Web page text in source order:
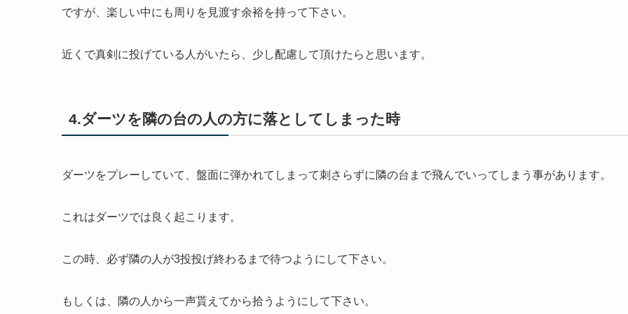
ですが、楽しい中にも周りを見渡す余裕を持って下さい。
近くで真剣に投げている人がいたら、少し配慮して頂けたらと思います。
4.ダーツを隣の台の人の方に落としてしまった時
ダーツをプレーしていて、盤面に弾かれてしまって刺さらずに隣の台まで飛んでいってしまう事があります。
これはダーツでは良く起こります。
この時、必ず隣の人が3投投げ終わるまで待つようにして下さい。
もしくは、隣の人から一声貰えてから拾うようにして下さい。